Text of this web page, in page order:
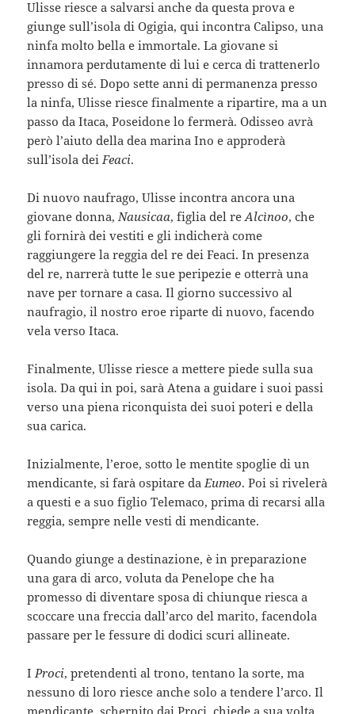
Ulisse riesce a salvarsi anche da questa prova e
giunge sull’isola di Ogigia, qui incontra Calipso, una
ninfa molto bella e immortale. La giovane si
innamora perdutamente di lui e cerca di trattenerlo
presso di sé. Dopo sette anni di permanenza presso
la ninfa, Ulisse riesce finalmente a ripartire, ma a un
passo da Itaca, Poseidone lo fermerà. Odisseo avrà
però l’aiuto della dea marina Ino e approderà
sull’isola deiFeaci.
Di nuovo naufrago, Ulisse incontra ancora una
giovane donna,Nausicaa, figlia del reAlcìnoo, che
gli fornirà dei vestiti e gli indicherà come
raggiungere la reggia del re dei Feaci. In presenza
del re, narrerà tutte le sue peripezie e otterrà una
nave per tornare a casa. Il giorno successivo al
naufragio, il nostro eroe riparte di nuovo, facendo
vela verso Itaca.
Finalmente, Ulisse riesce a mettere piede sulla sua
isola. Da qui in poi, sarà Atena a guidare i suoi passi
verso una piena riconquista dei suoi poteri e della
sua carica.
Inizialmente, l’eroe, sotto le mentite spoglie di un
mendicante, si farà ospitare daEumeo. Poi si rivelerà
a questi e a suo figlio Telemaco, prima di recarsi alla
reggia, sempre nelle vesti di mendicante.
Quando giunge a destinazione, è in preparazione
una gara di arco, voluta da Penelope che ha
promesso di diventare sposa di chiunque riesca a
scoccare una freccia dall’arco del marito, facendola
passare per le fessure di dodici scuri allineate.
IProci, pretendenti al trono, tentano la sorte, ma
nessuno di loro riesce anche solo a tendere l’arco. Il